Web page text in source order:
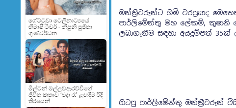
ගේට්ටුවා ටෙලිනාට්‍යයේ
හිමාෂි ටීචර් - නිපුනි පුජිතා
ගුණවර්ධන
මිල්ටන් මල්ලවආරච්චිගේ
ජීවිත කතාව ‘එදා රෑ’ ළඟදීම රිදී
තිරයෙන්
මන්ත්‍රීවරුන්ට හිමි වරප්‍රසාද
පාර්ලිමේන්තු මහ ලේකම්,
ලබාගැනීම සඳහා අයදුම්පත්
හිටපු පාර්ලිමේන්තු මන්ත්‍රීවරුන්